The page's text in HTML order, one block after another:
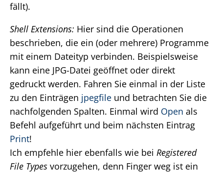
fällt).
Shell Extensions: Hier sind die Operationen
beschrieben, die ein (oder mehrere) Programme
mit einem Dateityp verbinden. Beispielsweise
kann eine JPG-Datei geöffnet oder direkt
gedruckt werden. Fahren Sie einmal in der Liste
zu den Einträgen jpegfile und betrachten Sie die
nachfolgenden Spalten. Einmal wird Open als
Befehl aufgeführt und beim nächsten Eintrag
Print!
Ich empfehle hier ebenfalls wie bei Registered
File Types vorzugehen, denn Finger weg ist ein